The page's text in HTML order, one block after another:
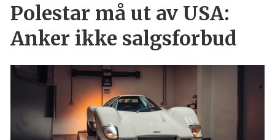
Polestar må ut av USA:
Anker ikke salgsforbud